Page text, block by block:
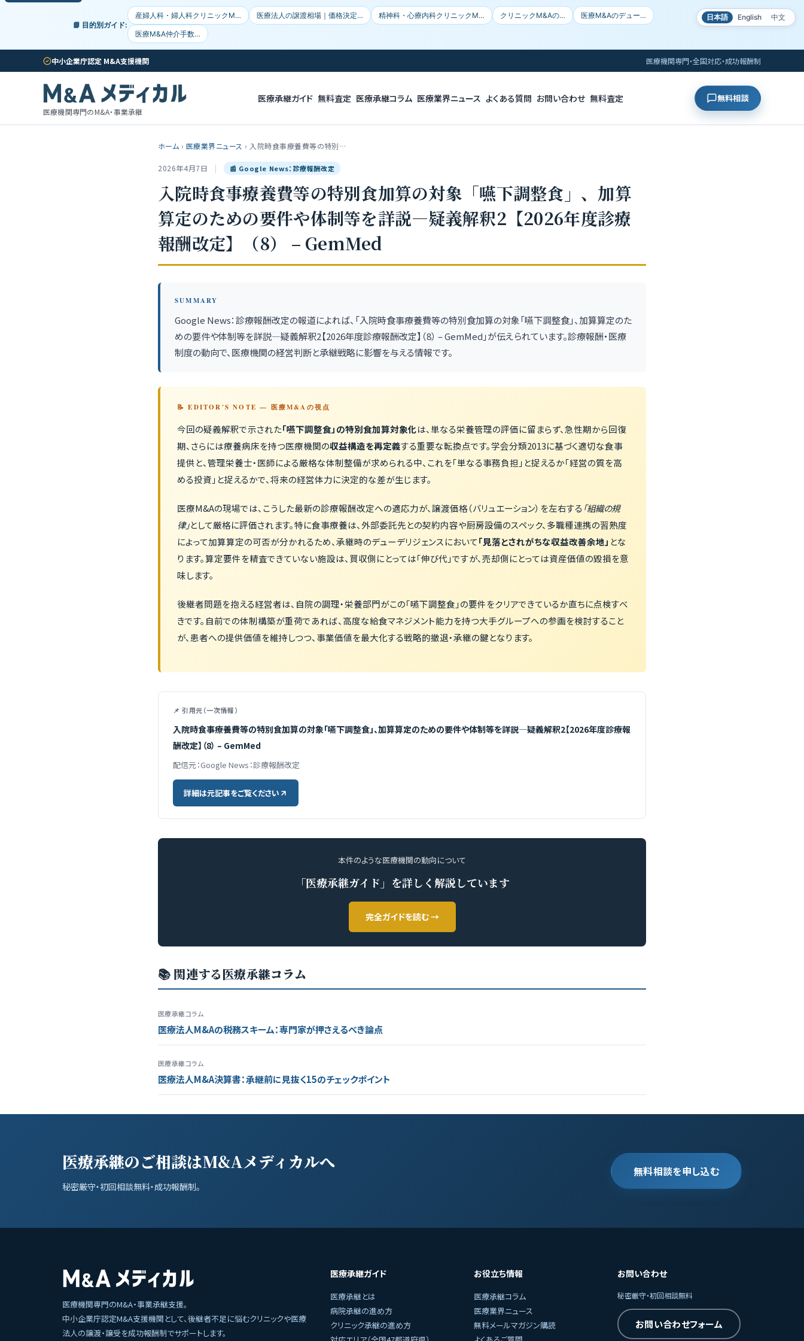
日本語 English
中文
📘 目的別ガイド:
産婦人科・婦人科クリニックM… 医療法人の譲渡相場｜価格決定… 精神科・心療内科クリニックM… クリニックM&Aの… 医療M&Aのデュー…
医療M&A仲介手数…
中小企業庁認定 M&A支援機関 医療機関専門・全国対応・成功報酬制
医療機関専門のM&A・事業承継
医療承継ガイド 無料査定 医療承継コラム 医療業界ニュース よくある質問 お問い合わせ 無料査定 無料相談
ホーム › 医療業界ニュース › 入院時食事療養費等の特別…
2026年4月7日 | 📰 Google News：診療報酬改定
入院時食事療養費等の特別食加算の対象「嚥下調整食」、加算
算定のための要件や体制等を詳説―疑義解釈2【2026年度診療
報酬改定】（8） – GemMed
SUMMARY
Google News：診療報酬改定の報道によれば、「入院時食事療養費等の特別食加算の対象「嚥下調整食」、加算算定のた
めの要件や体制等を詳説―疑義解釈2【2026年度診療報酬改定】（8） – GemMed」が伝えられています。診療報酬・医療
制度の動向で、医療機関の経営判断と承継戦略に影響を与える情報です。
📝 EDITOR'S NOTE — 医療M&Aの視点
今回の疑義解釈で示された「嚥下調整食」の特別食加算対象化は、単なる栄養管理の評価に留まらず、急性期から回復
期、さらには療養病床を持つ医療機関の収益構造を再定義する重要な転換点です。学会分類2013に基づく適切な食事
提供と、管理栄養士・医師による厳格な体制整備が求められる中、これを「単なる事務負担」と捉えるか「経営の質を高
める投資」と捉えるかで、将来の経営体力に決定的な差が生じます。
医療M&Aの現場では、こうした最新の診療報酬改定への適応力が、譲渡価格（バリュエーション）を左右する「組織の規
律」として厳格に評価されます。特に食事療養は、外部委託先との契約内容や厨房設備のスペック、多職種連携の習熟度
によって加算算定の可否が分かれるため、承継時のデューデリジェンスにおいて「見落とされがちな収益改善余地」 とな
ります。算定要件を精査できていない施設は、買収側にとっては「伸び代」ですが、売却側にとっては資産価値の毀損を意
味します。
後継者問題を抱える経営者は、自院の調理・栄養部門がこの「嚥下調整食」の要件をクリアできているか直ちに点検すべ
きです。自前での体制構築が重荷であれば、高度な給食マネジメント能力を持つ大手グループへの参画を検討すること
が、患者への提供価値を維持しつつ、事業価値を最大化する戦略的撤退・承継の鍵となります。
📌 引用元（一次情報）
入院時食事療養費等の特別食加算の対象「嚥下調整食」、加算算定のための要件や体制等を詳説―疑義解釈2【2026年度診療報
酬改定】（8） – GemMed
配信元：Google News：診療報酬改定
詳細は元記事をご覧ください
本件のような医療機関の動向について
「医療承継ガイド」を詳しく解説しています
完全ガイドを読む →
📚 関連する医療承継コラム
医療承継コラム
医療法人M&Aの税務スキーム：専門家が押さえるべき論点
医療承継コラム
医療法人M&A決算書：承継前に見抜く15のチェックポイント
医療承継のご相談はM&Aメディカルへ
秘密厳守・初回相談無料・成功報酬制。
無料相談を申し込む
医療機関専門のM&A・事業承継支援。
中小企業庁認定M&A支援機関として、後継者不足に悩むクリニックや医療
法人の譲渡・譲受を成功報酬制でサポートします。
医療承継ガイド
医療承継とは
病院承継の進め方
クリニック承継の進め方
お役立ち情報
医療承継コラム
医療業界ニュース
無料メールマガジン購読
お問い合わせ
秘密厳守・初回相談無料
お問い合わせフォーム